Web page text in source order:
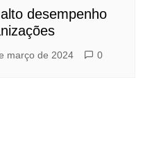
desempenho
março de 2024 0